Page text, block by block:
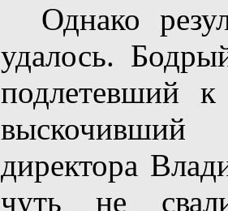
Однако
удалось.
подлетевший
директора
чуть не